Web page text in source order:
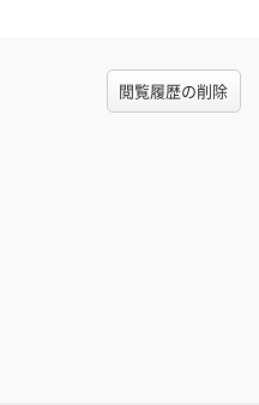
閲覧履歴の削除